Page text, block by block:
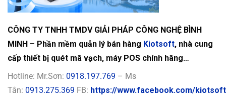
CÔNG TY TNHH TMDV GIẢI PHÁP CÔNG NGHỆ BÌNH
MINH – Phần mềm quản lý bán hàng Kiotsoft, nhà cung
cấp thiết bị quét mã vạch, máy POS chính hãng…
Hotline: Mr.Sơn: 0918.197.769 – Ms
Tân: 0913.275.369 FB: https://www.facebook.com/